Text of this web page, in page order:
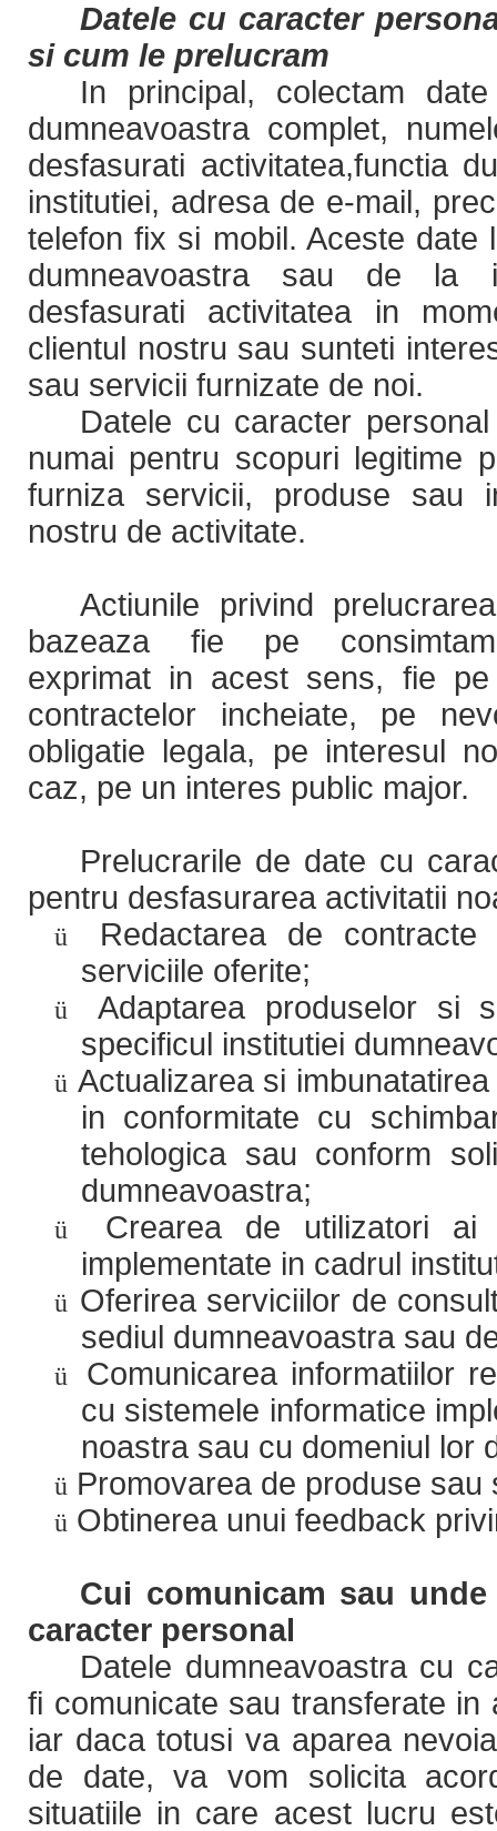
Datele cu caracter
si cum le prelucram
In principal, colectam
dumneavoastra complet,
desfasurati activitatea,functia
institutiei, adresa de e-mail,
telefon fix si mobil. Aceste date
dumneavoastra sau de la
desfasurati activitatea in
clientul nostru sau sunteti
sau servicii furnizate de noi.
Datele cu caracter
numai pentru scopuri legitime
furniza servicii, produse sau
nostru de activitate.
Actiunile privind
bazeaza fie pe
exprimat in acest sens, fie pe
contractelor incheiate, pe
obligatie legala, pe interesul
caz, pe un interes public major.
Prelucrarile de date cu
pentru desfasurarea activitatii
ü
Redactarea de
serviciile oferite;
ü
Adaptarea produselor si
specificul institutiei
ü Actualizarea si
in conformitate cu
tehologica sau conform
dumneavoastra;
ü
Crearea de utilizatori ai
implementate in cadrul
ü Oferirea serviciilor de
sediul dumneavoastra sau
ü
Comunicarea informatiilor
cu sistemele informatice
noastra sau cu domeniul lor
ü Promovarea de produse sau
ü Obtinerea unui feedback
Cui comunicam sau
caracter personal
Datele dumneavoastra cu
fi comunicate sau transferate in
iar daca totusi va aparea
de date, va vom solicita
situatiile in care acest lucru